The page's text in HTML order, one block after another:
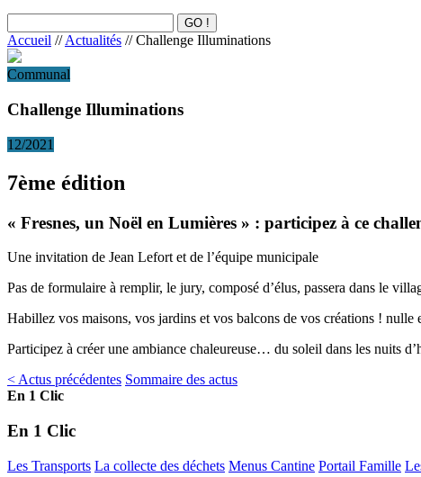
Accueil //Actualités // Challenge Illuminations
Communal
Challenge Illuminations
12/2021
7ème édition
« Fresnes, un Noël en Lumières » : participez à ce
Une invitation de Jean Lefort et de l’équipe municipale
Pas de formulaire à remplir, le jury, composé d’élus, passera dans le
Habillez vos maisons, vos jardins et vos balcons de vos créations !
Participez à créer une ambiance chaleureuse… du soleil dans les nuits
< Actus précédentes Sommaire des actus
En 1 Clic
En 1 Clic
Les Transports La collecte des déchets Menus Cantine Portail Famille